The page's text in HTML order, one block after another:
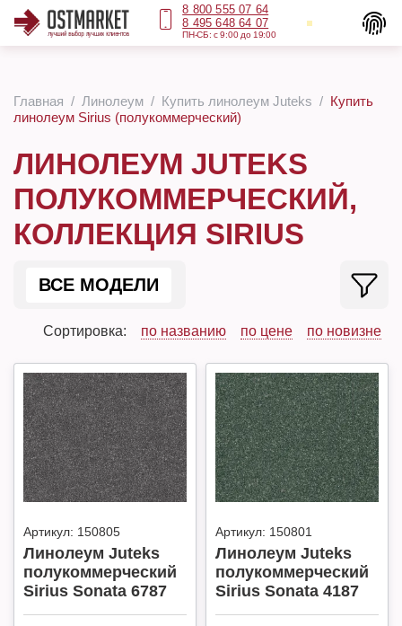
8 800 555 07 64
8 495 648 64 07
ПН-СБ: с 9:00 до 19:00
Главная Линолеум Купить линолеум Juteks
Купить
линолеум Sirius (полукоммерческий)
ЛИНОЛЕУМ JUTEKS
ПОЛУКОММЕРЧЕСКИЙ,
КОЛЛЕКЦИЯ SIRIUS
ВСЕ МОДЕЛИ
Сортировка: по названию по цене по новизне
Артикул: 150805
Линолеум Juteks
полукоммерческий
Sirius Sonata 6787
Артикул: 150801
Линолеум Juteks
полукоммерческий
Sirius Sonata 4187